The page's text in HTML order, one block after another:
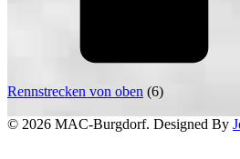
Rennstrecken von oben (6)
© 2026 MAC-Burgdorf. Designed By